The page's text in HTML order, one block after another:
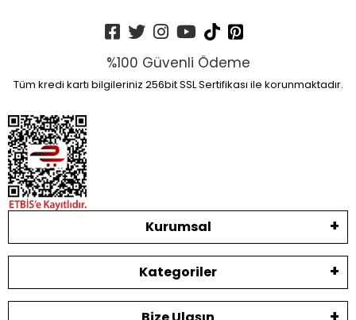
%100 Güvenli Ödeme
Tüm kredi kartı bilgileriniz 256bit SSL Sertifikası ile korunmaktadır.
Kurumsal
Kategoriler